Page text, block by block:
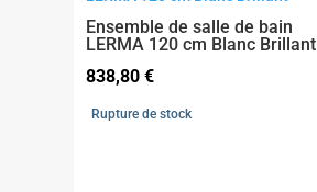
Ensemble de salle de bain
LERMA 120 cm Blanc Brillant
838,80€
Rupture de stock